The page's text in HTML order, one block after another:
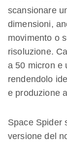
scansionare
dimensioni,
movimento o
risoluzione.
a 50 micron e
rendendolo
e produzione
Space Spider
versione del